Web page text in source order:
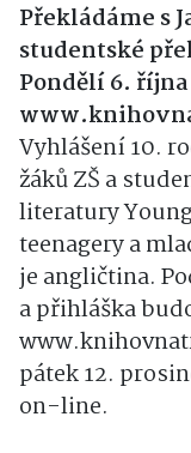
Překládáme s
studentské
Pondělí 6. října
Vyhlášení 10.
žáků ZŠ a
literatury
teenagery a
je angličtina.
a přihláška
pátek 12.
on-line.